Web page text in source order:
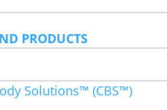
PRODUCTS
Solutions™ (CBS™)